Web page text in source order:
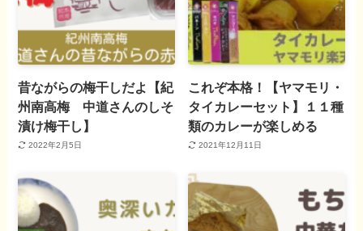
昔ながらの梅干しだよ【紀
州南高梅 中道さんのしそ
漬け梅干し】
2022年2月5日
これぞ本格！【ヤマモリ・
タイカレーセット】１１種
類のカレーが楽しめる
2021年12月11日